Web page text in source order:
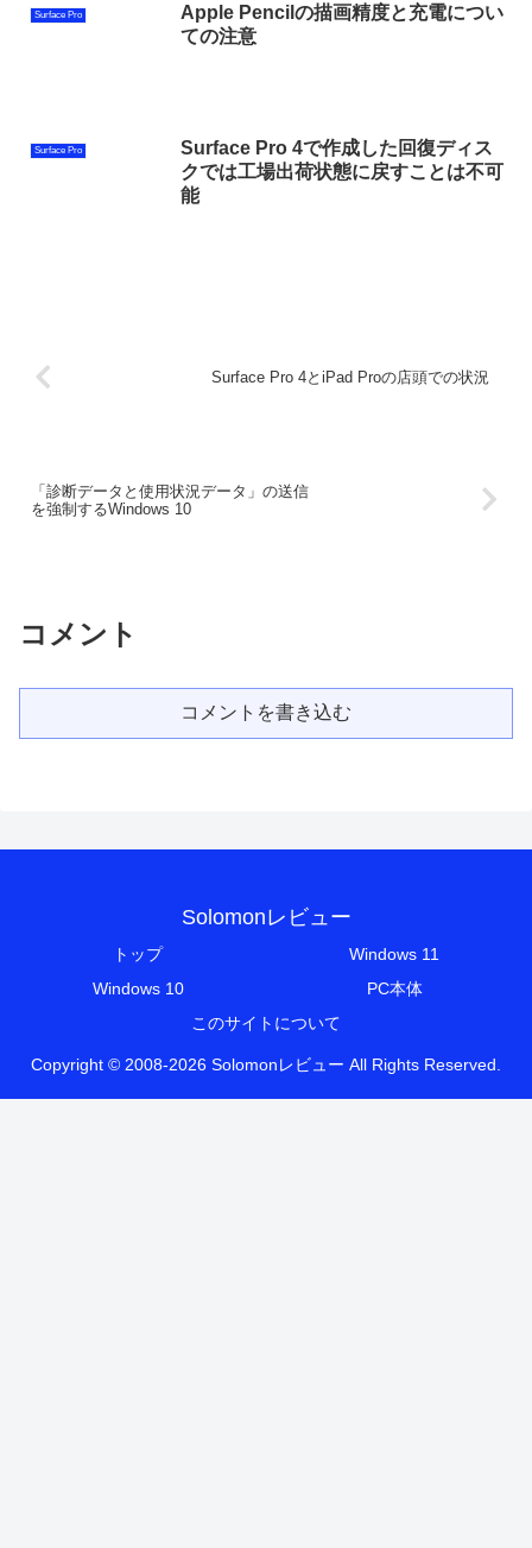
Surface Pro
Apple Pencilの描画精度と充電につい
ての注意
Surface Pro
Surface Pro 4で作成した回復ディス
クでは工場出荷状態に戻すことは不可
能
Surface Pro 4とiPad Proの店頭での状況
「診断データと使用状況データ」の送信
を強制するWindows 10
コメント
コメントを書き込む
Solomonレビュー
トップ
Windows 11
Windows 10
PC本体
このサイトについて
Copyright © 2008-2026 Solomonレビュー All Rights Reserved.